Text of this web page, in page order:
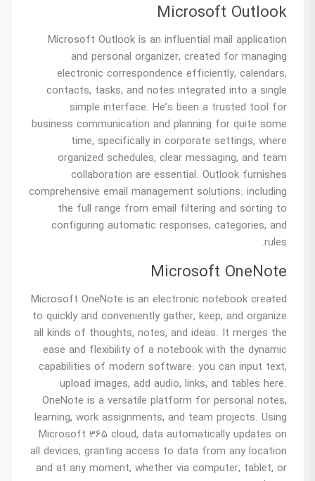
Microsoft Outlook
Microsoft Outlook is an influential mail application
and personal organizer, created for managing
electronic correspondence efficiently, calendars,
contacts, tasks, and notes integrated into a single
simple interface. He’s been a trusted tool for
business communication and planning for quite some
time, specifically in corporate settings, where
organized schedules, clear messaging, and team
collaboration are essential. Outlook furnishes
comprehensive email management solutions: including
the full range from email filtering and sorting to
configuring automatic responses, categories, and
rules.
Microsoft OneNote
Microsoft OneNote is an electronic notebook created
to quickly and conveniently gather, keep, and organize
all kinds of thoughts, notes, and ideas. It merges the
ease and flexibility of a notebook with the dynamic
capabilities of modern software: you can input text,
upload images, add audio, links, and tables here.
OneNote is a versatile platform for personal notes,
learning, work assignments, and team projects. Using
Microsoft 365 cloud, data automatically updates on
all devices, granting access to data from any location
and at any moment, whether via computer, tablet, or